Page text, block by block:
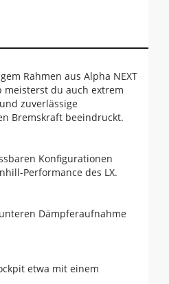
Rahmen aus Alpha NEXT
meisterst du auch extrem
zuverlässige
Bremskraft beeindruckt.
Konfigurationen
Performance des LX.
Dämpferaufnahme
etwa mit einem